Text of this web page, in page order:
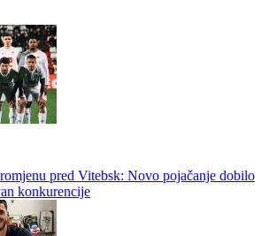
pred Vitebsk: Novo pojačanje dobilo
konkurencije